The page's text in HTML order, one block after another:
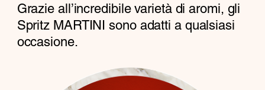
Grazie all’incredibile varietà di aromi, gli
Spritz MARTINI sono adatti a qualsiasi
occasione.